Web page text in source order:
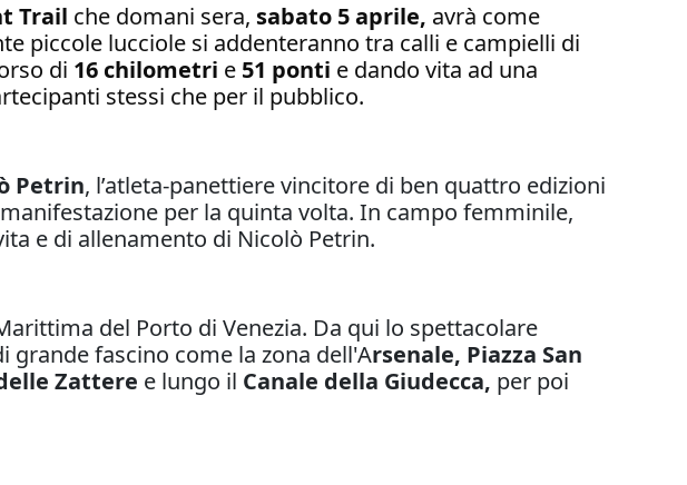
Trail che domani sera, sabato 5 aprile, avrà come
piccole lucciole si addenteranno tra calli e campielli di
di 16 chilometri e 51 ponti e dando vita ad una
stessi che per il pubblico.
Petrin, l’atleta-panettiere vincitore di ben quattro edizioni
per la quinta volta. In campo femminile,
e di allenamento di Nicolò Petrin.
del Porto di Venezia. Da qui lo spettacolare
fascino come la zona dell'Arsenale, Piazza San
Zattere e lungo il Canale della Giudecca, per poi